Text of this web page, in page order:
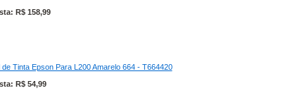
R$ 158,99
de Tinta Epson Para L200 Amarelo 664 - T664420
R$ 54,99